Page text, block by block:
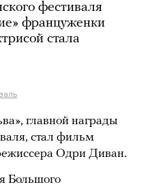
фестиваля
француженки
стала
главной награды
стал фильм
Одри Диван.
Большого